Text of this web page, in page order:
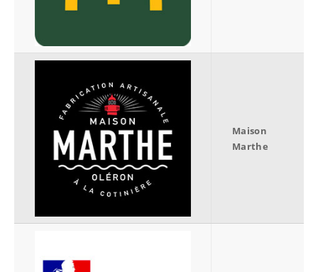
Maison
Marthe